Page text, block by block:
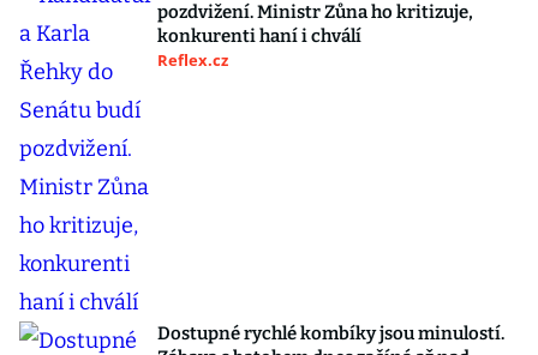
pozdvižení. Ministr Zůna ho kritizuje,
konkurenti haní i chválí
Reflex.cz
Dostupné rychlé kombíky jsou minulostí.